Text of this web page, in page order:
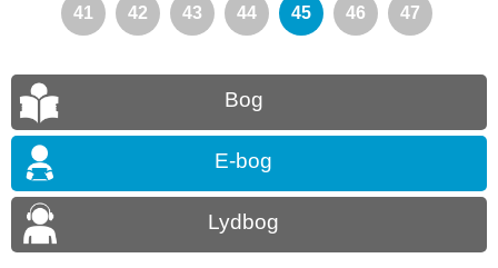
41 42 43 44 45 46 47
Bog
E-bog
Lydbog